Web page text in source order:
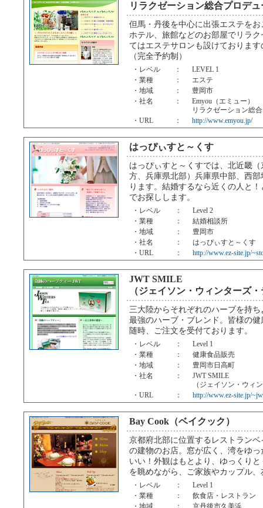
リラクゼーション総合プロデュ
但馬・丹後を中心に出張エステを
ホテル、旅館などのお部屋でリラ
てはエステサロンも設けておりま
（完全予約制）
・レベル ：
LEVEL 1
・業種
：
エステ
・地域
：
豊岡市
・社名
：
Emyou（エミュー）
リラクゼーション総
・URL
： http://www.emyou.jp/
はっぴぃすと～くす
はっぴぃすと～くすでは、北近畿
方、兵庫県北部）兵庫県中部、西
ります。結婚するなら近くの人と
でお探しします。
・レベル ：
Level 2
・業種
：
結婚相談所
・地域
：
豊岡市
・社名
：
はっぴぃすと～くす
・URL
： http://www.ez-site.jp/
JWT SMILE
（ジェイソン・ウィンターズ
三大陸からそれぞれのハーブを持
最強のハーブ・ブレンド。皆様の
随時、ご注文を受付ております。
・レベル ：
Level 1
・業種
：
健康食品販売
・地域
：
豊岡市日高町
・社名
：
JWT SMILE
（ジェイソン・ウ
・URL
： http://www.ez-site.jp/
Bay Cook（ベイクック）
京都府北部に位置するレストラン
の建物のお店。窓が広く、湾をゆ
いい！外観はもとより、ゆっくり
を眺めながら、ご家族やカップル
・レベル ：
Level 1
・業種
：
飲食店・レストラン
・地域
： 京丹後市久美浜